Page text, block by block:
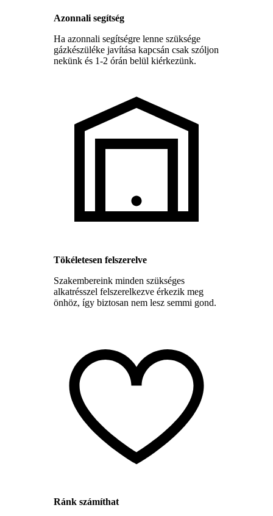
Azonnali segítség
Ha azonnali segítségre lenne szüksége
gázkészüléke javítása kapcsán csak szóljon
nekünk és 1-2 órán belül kiérkezünk.
Tökéletesen felszerelve
Szakembereink minden szükséges
alkatrésszel felszerelkezve érkezik meg
önhöz, így biztosan nem lesz semmi gond.
Ránk számíthat